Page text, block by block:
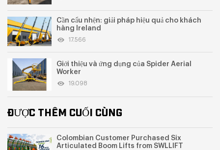
Cần cẩu nhện: giải pháp hiệu quả cho khách
hàng Ireland
17.566
Giới thiệu và ứng dụng của Spider Aerial
Worker
19.098
ĐƯỢC THÊM CUỐI CÙNG
Colombian Customer Purchased Six
Articulated Boom Lifts from SWLLIFT